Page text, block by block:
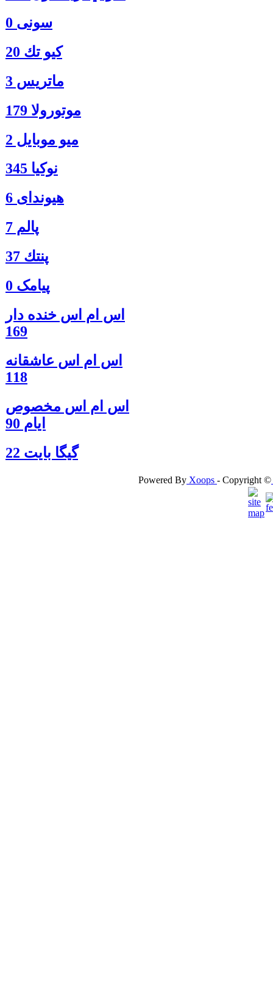
سونی 0
كيو تك 20
ماتريس 3
موتورولا 179
ميو موبايل 2
نوكيا 345
هیوندای 6
پالم 7
پنتك 37
پیامک 0
اس ام اس خنده دار
169
اس ام اس عاشقانه
118
اس ام اس مخصوص
ایام 90
گيگا بايت 22
Powered By Xoops - Copyright ©